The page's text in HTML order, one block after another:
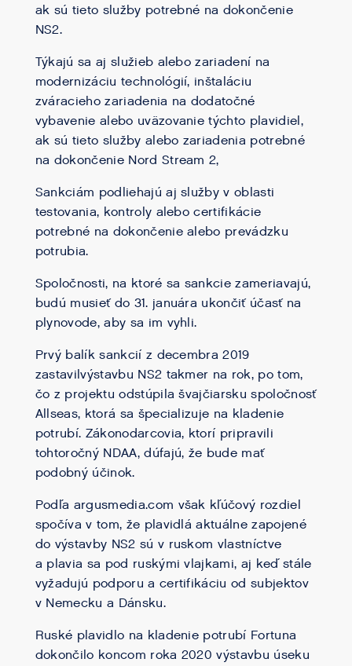
ak sú tieto služby potrebné na dokončenie
NS2.
Týkajú sa aj služieb alebo zariadení na
modernizáciu technológií, inštaláciu
zváracieho zariadenia na dodatočné
vybavenie alebo uväzovanie týchto plavidiel,
ak sú tieto služby alebo zariadenia potrebné
na dokončenie Nord Stream 2,
Sankciám podliehajú aj služby v oblasti
testovania, kontroly alebo certifikácie
potrebné na dokončenie alebo prevádzku
potrubia.
Spoločnosti, na ktoré sa sankcie zameriavajú,
budú musieť do 31. januára ukončiť účasť na
plynovode, aby sa im vyhli.
Prvý balík sankcií z decembra 2019
zastavilvýstavbu NS2 takmer na rok, po tom,
čo z projektu odstúpila švajčiarsku spoločnosť
Allseas, ktorá sa špecializuje na kladenie
potrubí. Zákonodarcovia, ktorí pripravili
tohtoročný NDAA, dúfajú, že bude mať
podobný účinok.
Podľa argusmedia.com však kľúčový rozdiel
spočíva v tom, že plavidlá aktuálne zapojené
do výstavby NS2 sú v ruskom vlastníctve
a plavia sa pod ruskými vlajkami, aj keď stále
vyžadujú podporu a certifikáciu od subjektov
v Nemecku a Dánsku.
Ruské plavidlo na kladenie potrubí Fortuna
dokončilo koncom roka 2020 výstavbu úseku